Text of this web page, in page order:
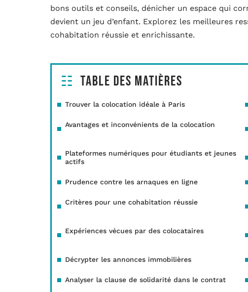
bons outils et conseils, dénicher un espace qui
devient un jeu d’enfant. Explorez les meilleures
cohabitation réussie et enrichissante.
Table des matières
Trouver la colocation idéale à Paris
Avantages et inconvénients de la colocation
Plateformes numériques pour étudiants et jeunes
actifs
Prudence contre les arnaques en ligne
Critères pour une cohabitation réussie
Expériences vécues par des colocataires
Décrypter les annonces immobilières
Analyser la clause de solidarité dans le contrat